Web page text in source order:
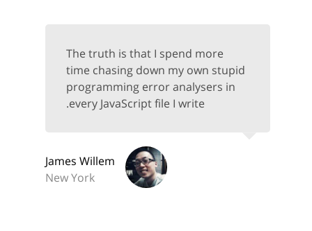
The truth is that I spend more
time chasing down my own stupid
programming error analysers in
every JavaScript file I write.
James Willem
New York